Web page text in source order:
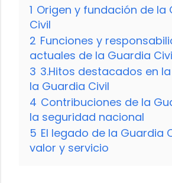
1 Origen y fundación de la
Civil
2 Funciones y
actuales de la Guardia
3 3.Hitos destacados en
la Guardia Civil
4 Contribuciones de la
la seguridad nacional
5 El legado de la Guardia
valor y servicio